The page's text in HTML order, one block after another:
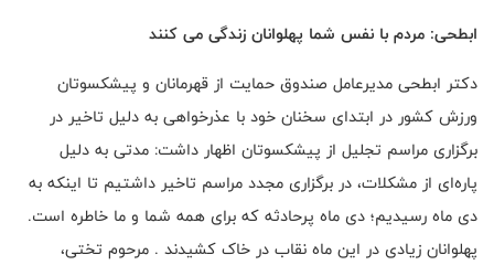
ابطحی: مردم با نفس شما پهلوانان زندگی می کنند
دکتر ابطحی مدیرعامل صندوق حمایت از قهرمانان و پیشکسوتان
ورزش کشور در ابتدای سخنان خود با عذرخواهی به دلیل تاخیر در
برگزاری مراسم تجلیل از پیشکسوتان اظهار داشت: مدتی به دلیل
پاره‌ای از مشکلات، در برگزاری مجدد مراسم تاخیر داشتیم تا اینکه به
دی ماه رسیدیم؛ دی ماه پرحادثه که برای همه شما و ما خاطره است.
پهلوانان زیادی در این ماه نقاب در خاک کشیدند . مرحوم تختی،